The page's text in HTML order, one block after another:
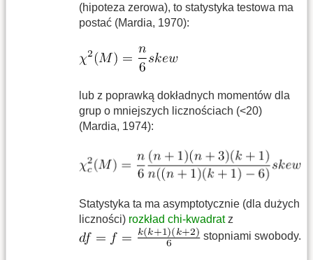
(hipoteza zerowa), to statystyka testowa ma
postać (Mardia, 1970):
lub z poprawką dokładnych momentów dla
grup o mniejszych licznościach (<20)
(Mardia, 1974):
Statystyka ta ma asymptotycznie (dla dużych
liczności) rozkład chi-kwadratz
stopniami swobody.